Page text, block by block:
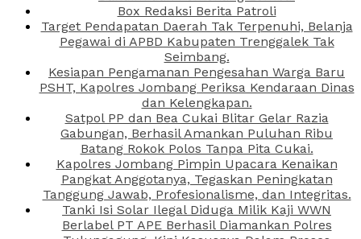
Box Redaksi Berita Patroli
Target Pendapatan Daerah Tak Terpenuhi, Belanja
Pegawai di APBD Kabupaten Trenggalek Tak
Seimbang.
Kesiapan Pengamanan Pengesahan Warga Baru
PSHT, Kapolres Jombang Periksa Kendaraan Dinas
dan Kelengkapan.
Satpol PP dan Bea Cukai Blitar Gelar Razia
Gabungan, Berhasil Amankan Puluhan Ribu
Batang Rokok Polos Tanpa Pita Cukai.
Kapolres Jombang Pimpin Upacara Kenaikan
Pangkat Anggotanya, Tegaskan Peningkatan
Tanggung Jawab, Profesionalisme, dan Integritas.
Tanki Isi Solar Ilegal Diduga Milik Kaji WWN
Berlabel PT APE Berhasil Diamankan Polres